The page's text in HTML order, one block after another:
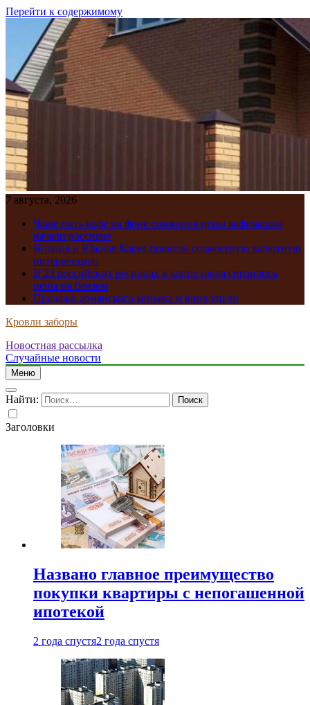
Перейти к содержимому
7 августа, 2026
Чаще пить кофе на фоне снижения цены кофемашин
начали россияне
Япония и Южная Корея провели совместную валютную
интервенцию
В 23 российских регионах в конце июля снизились
цены на бензин
Продажи армянского коньяка и вина упали
Кровли заборы
Новостная рассылка
Случайные новости
Меню
Найти:
Заголовки
Названо главное преимущество
покупки квартиры с непогашенной
ипотекой
2 года спустя2 года спустя